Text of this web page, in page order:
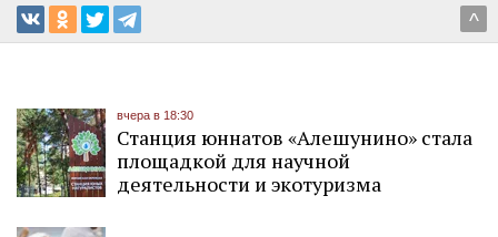
^
вчера в 18:30
Станция юннатов «Алешунино» стала
площадкой для научной
деятельности и экотуризма